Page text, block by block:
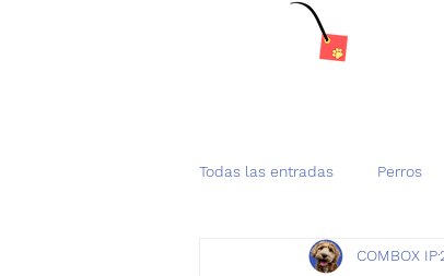
Todas las entradas Perros
Tenencia Responsable de
COMBOX IP